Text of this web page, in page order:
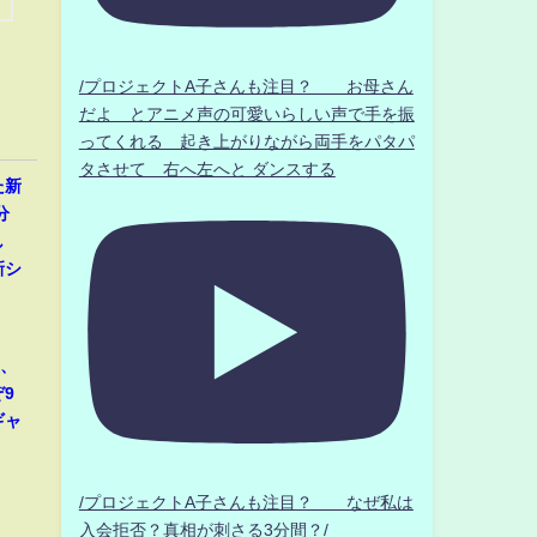
新
シ
9
ャ
/プロジェクトA子さんも注目？ お母さん
だよ とアニメ声の可愛いらしい声で手を振
ってくれる 起き上がりながら両手をパタパ
タさせて 右へ左へと ダンスする
/プロジェクトA子さんも注目？ なぜ私は
入会拒否？真相が刺さる3分間？/